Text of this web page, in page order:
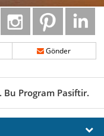
Gönder
Program Pasiftir.